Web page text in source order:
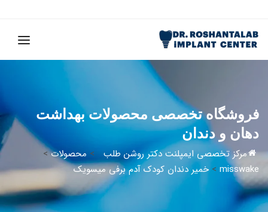
فروشگاه تخصصی محصولات بهداشت
دهان و دندان
مرکز تخصصی ایمپلنت دکتر روشن طلب >محصولات>
misswake
>خمیر دندان کودک آدم برفی میسویک